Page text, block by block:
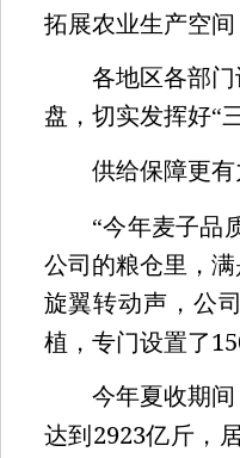
拓展农业生产空间
各地区各部门认
盘，切实发挥好“
供给保障更有
“今年麦子品质
公司的粮仓里，
旋翼转动声，公
植，专门设置了
今年夏收期间，
达到 2923亿斤，